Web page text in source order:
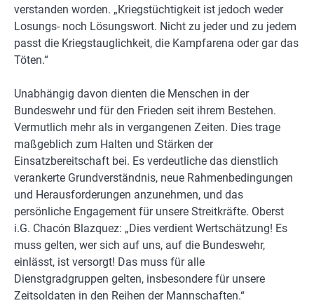
verstanden worden. „Kriegstüchtigkeit ist jedoch weder
Losungs- noch Lösungswort. Nicht zu jeder und zu jedem
passt die Kriegstauglichkeit, die Kampfarena oder gar das
Töten.“
Unabhängig davon dienten die Menschen in der
Bundeswehr und für den Frieden seit ihrem Bestehen.
Vermutlich mehr als in vergangenen Zeiten. Dies trage
maßgeblich zum Halten und Stärken der
Einsatzbereitschaft bei. Es verdeutliche das dienstlich
verankerte Grundverständnis, neue Rahmenbedingungen
und Herausforderungen anzunehmen, und das
persönliche Engagement für unsere Streitkräfte. Oberst
i.G. Chacón Blazquez: „Dies verdient Wertschätzung! Es
muss gelten, wer sich auf uns, auf die Bundeswehr,
einlässt, ist versorgt! Das muss für alle
Dienstgradgruppen gelten, insbesondere für unsere
Zeitsoldaten in den Reihen der Mannschaften.“